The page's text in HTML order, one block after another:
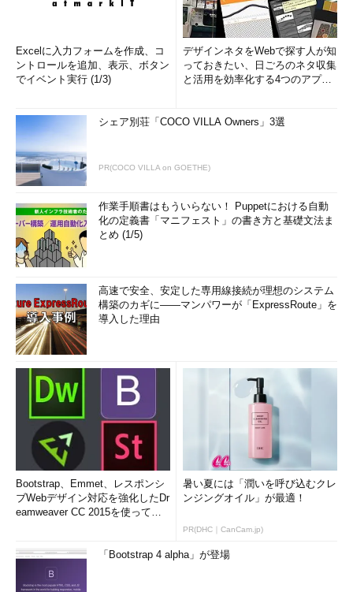
Excelに入力フォームを作成、コ
ントロールを追加、表示、ボタン
でイベント実行 (1/3)
デザインネタをWebで探す人が知
っておきたい、日ごろのネタ収集
と活用を効率化する4つのアプリ
シェア別荘「COCO VILLA Owners」3選
PR(COCO VILLA on GOETHE)
作業手順書はもういらない！ Puppetにおける自動
化の定義書「マニフェスト」の書き方と基礎文法ま
とめ (1/5)
高速で安全、安定した専用線接続が理想のシステム
構築のカギに――マンパワーが「ExpressRoute」を
導入した理由
Bootstrap、Emmet、レスポンシ
ブWebデザイン対応を強化したDr
eamweaver CC 2015を使って
暑い夏には「潤いを呼び込むクレ
ンジングオイル」が最適！
PR(DHC｜CanCam.jp)
「Bootstrap 4 alpha」が登場